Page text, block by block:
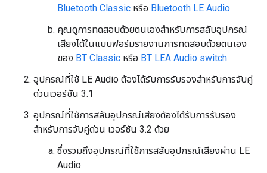
Bluetooth Classic หรือ Bluetooth LE Audio
คุณดูการทดสอบด้วยตนเองสำหรับการสลับอุปกรณ์
เสียงได้ในแบบฟอร์มรายงานการทดสอบด้วยตนเอง
ของ BT Classic หรือ BT LEA Audio switch
อุปกรณ์ที่ใช้ LE Audio ต้องได้รับการรับรองสำหรับการจับคู่
ด่วนเวอร์ชัน 3.1
อุปกรณ์ที่ใช้การสลับอุปกรณ์เสียงต้องได้รับการรับรอง
สำหรับการจับคู่ด่วน เวอร์ชัน 3.2 ด้วย
ซึ่งรวมถึงอุปกรณ์ที่ใช้การสลับอุปกรณ์เสียงผ่าน LE
Audio